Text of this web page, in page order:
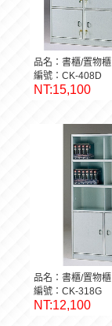
品名：書櫃/置物櫃
編號：CK-408D
NT:15,100
品名：書櫃/置物櫃
編號：CK-318G
NT:12,100